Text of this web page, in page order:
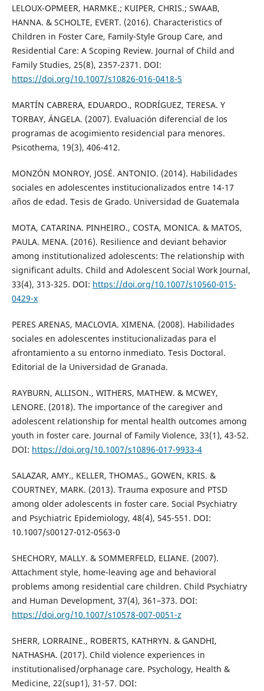
LELOUX-OPMEER, HARMKE.; KUIPER, CHRIS.; SWAAB,
HANNA. & SCHOLTE, EVERT. (2016). Characteristics of
Children in Foster Care, Family-Style Group Care, and
Residential Care: A Scoping Review. Journal of Child and
Family Studies, 25(8), 2357-2371. DOI:
https://doi.org/10.1007/s10826-016-0418-5
MARTÍN CABRERA, EDUARDO., RODRÍGUEZ, TERESA. Y
TORBAY, ÁNGELA. (2007). Evaluación diferencial de los
programas de acogimiento residencial para menores.
Psicothema, 19(3), 406-412.
MONZÓN MONROY, JOSÉ. ANTONIO. (2014). Habilidades
sociales en adolescentes institucionalizados entre 14-17
años de edad. Tesis de Grado. Universidad de Guatemala
MOTA, CATARINA. PINHEIRO., COSTA, MONICA. & MATOS,
PAULA. MENA. (2016). Resilience and deviant behavior
among institutionalized adolescents: The relationship with
significant adults. Child and Adolescent Social Work Journal,
33(4), 313-325. DOI: https://doi.org/10.1007/s10560-015-
0429-x
PERES ARENAS, MACLOVIA. XIMENA. (2008). Habilidades
sociales en adolescentes institucionalizadas para el
afrontamiento a su entorno inmediato. Tesis Doctoral.
Editorial de la Universidad de Granada.
RAYBURN, ALLISON., WITHERS, MATHEW. & MCWEY,
LENORE. (2018). The importance of the caregiver and
adolescent relationship for mental health outcomes among
youth in foster care. Journal of Family Violence, 33(1), 43-52.
DOI: https://doi.org/10.1007/s10896-017-9933-4
SALAZAR, AMY., KELLER, THOMAS., GOWEN, KRIS. &
COURTNEY, MARK. (2013). Trauma exposure and PTSD
among older adolescents in foster care. Social Psychiatry
and Psychiatric Epidemiology, 48(4), 545-551. DOI:
10.1007/s00127-012-0563-0
SHECHORY, MALLY. & SOMMERFELD, ELIANE. (2007).
Attachment style, home-leaving age and behavioral
problems among residential care children. Child Psychiatry
and Human Development, 37(4), 361–373. DOI:
https://doi.org/10.1007/s10578-007-0051-z
SHERR, LORRAINE., ROBERTS, KATHRYN. & GANDHI,
NATHASHA. (2017). Child violence experiences in
institutionalised/orphanage care. Psychology, Health &
Medicine, 22(sup1), 31-57. DOI: